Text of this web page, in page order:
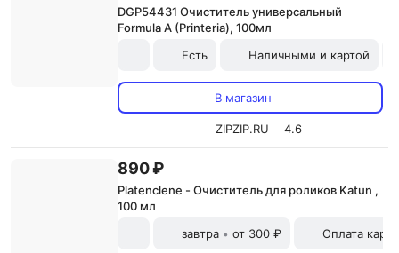
DGP54431 Очиститель универсальный
Formula A (Printeria), 100мл
Есть
Наличными и картой
В магазин
ZIPZIP.RU 4.6
890 ₽
Platenclene - Очиститель для роликов Katun ,
100 мл
завтра • от 300 ₽ Оплата